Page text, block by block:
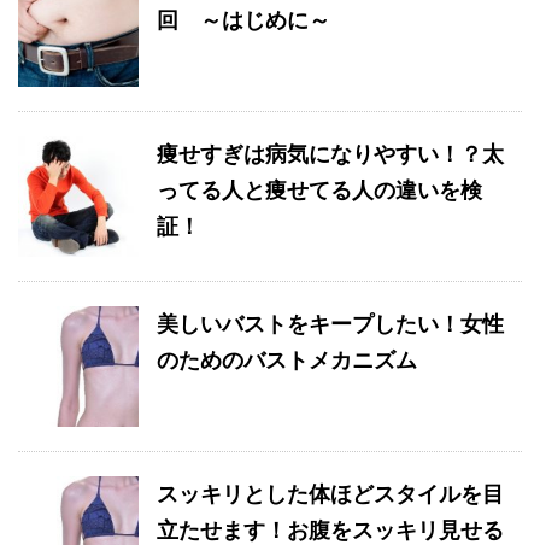
回 ～はじめに～
痩せすぎは病気になりやすい！？太
ってる人と痩せてる人の違いを検
証！
美しいバストをキープしたい！女性
のためのバストメカニズム
スッキリとした体ほどスタイルを目
立たせます！お腹をスッキリ見せる